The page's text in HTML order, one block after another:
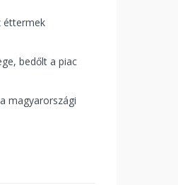
éttermek
bedőlt a piac
magyarországi